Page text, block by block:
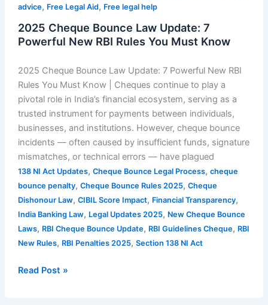
advice, Free Legal Aid, Free legal help
2025 Cheque Bounce Law Update: 7
Powerful New RBI Rules You Must Know
2025 Cheque Bounce Law Update: 7 Powerful New RBI
Rules You Must Know | Cheques continue to play a
pivotal role in India’s financial ecosystem, serving as a
trusted instrument for payments between individuals,
businesses, and institutions. However, cheque bounce
incidents — often caused by insufficient funds, signature
mismatches, or technical errors — have plagued
138 NI Act Updates, Cheque Bounce Legal Process, cheque
bounce penalty, Cheque Bounce Rules 2025, Cheque
Dishonour Law, CIBIL Score Impact, Financial Transparency,
India Banking Law, Legal Updates 2025, New Cheque Bounce
Laws, RBI Cheque Bounce Update, RBI Guidelines Cheque, RBI
New Rules, RBI Penalties 2025, Section 138 NI Act
Read Post »